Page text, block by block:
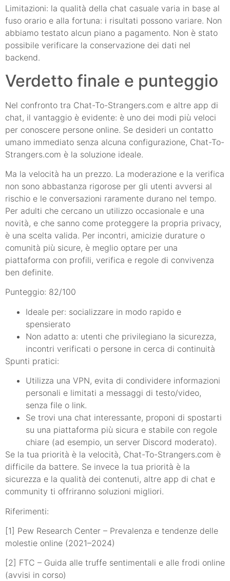
Limitazioni: la qualità della chat casuale varia in base al
fuso orario e alla fortuna: i risultati possono variare. Non
abbiamo testato alcun piano a pagamento. Non è stato
possibile verificare la conservazione dei dati nel
backend.
Verdetto finale e punteggio
Nel confronto tra Chat-To-Strangers.com e altre app di
chat, il vantaggio è evidente: è uno dei modi più veloci
per conoscere persone online. Se desideri un contatto
umano immediato senza alcuna configurazione, Chat-To-
Strangers.com è la soluzione ideale.
Ma la velocità ha un prezzo. La moderazione e la verifica
non sono abbastanza rigorose per gli utenti avversi al
rischio e le conversazioni raramente durano nel tempo.
Per adulti che cercano un utilizzo occasionale e una
novità, e che sanno come proteggere la propria privacy,
è una scelta valida. Per incontri, amicizie durature o
comunità più sicure, è meglio optare per una
piattaforma con profili, verifica e regole di convivenza
ben definite.
Punteggio: 82/100
Ideale per: socializzare in modo rapido e
spensierato
Non adatto a: utenti che privilegiano la sicurezza,
incontri verificati o persone in cerca di continuità
Spunti pratici:
Utilizza una VPN, evita di condividere informazioni
personali e limitati a messaggi di testo/video,
senza file o link.
Se trovi una chat interessante, proponi di spostarti
su una piattaforma più sicura e stabile con regole
chiare (ad esempio, un server Discord moderato).
Se la tua priorità è la velocità, Chat-To-Strangers.com è
difficile da battere. Se invece la tua priorità è la
sicurezza e la qualità dei contenuti, altre app di chat e
community ti offriranno soluzioni migliori.
Riferimenti:
[1] Pew Research Center – Prevalenza e tendenze delle
molestie online (2021–2024)
[2] FTC – Guida alle truffe sentimentali e alle frodi online
(avvisi in corso)